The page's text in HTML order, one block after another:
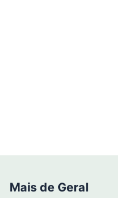
Mais de Geral